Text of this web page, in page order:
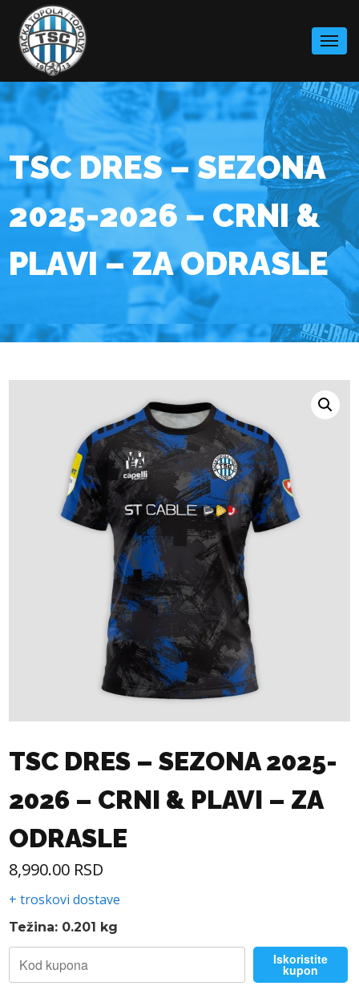
content
TSC DRES – SEZONA
2025-2026 – CRNI &
PLAVI – ZA ODRASLE
TSC DRES – SEZONA 2025-
2026 – CRNI & PLAVI – ZA
ODRASLE
8,990.00 RSD
+ troskovi dostave
Težina: 0.201 kg
Iskoristite
kupon